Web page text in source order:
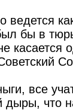
ведется
бы в
касается
все
дыры, что